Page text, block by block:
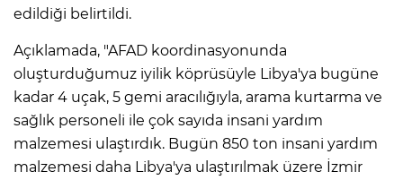
edildiği belirtildi.
Açıklamada, "AFAD koordinasyonunda
oluşturduğumuz iyilik köprüsüyle Libya'ya bugüne
kadar 4 uçak, 5 gemi aracılığıyla, arama kurtarma ve
sağlık personeli ile çok sayıda insani yardım
malzemesi ulaştırdık. Bugün 850 ton insani yardım
malzemesi daha Libya'ya ulaştırılmak üzere İzmir